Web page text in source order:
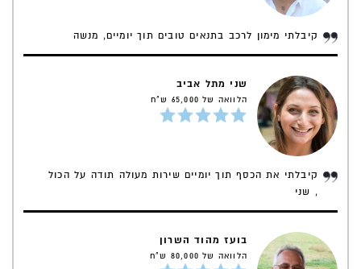
קיבלתי מימון לרכב בתנאים טובים תוך יומיים, מנשה
שני מתל אביב
הלוואה של 65,000 ש"ח
קיבלתי את הכסף תוך יומיים שירות מעולה תודה על הכול
, שני
בועז מהוד השרון
הלוואה של 80,000 ש"ח